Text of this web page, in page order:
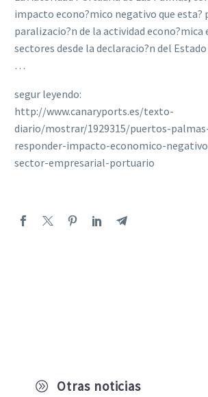
A Otras noticias
impacto econo?mico negativo que esta?
paralizacio?n de la actividad econo?mica
sectores desde la declaracio?n del
…
segur leyendo:
http://www.canaryports.es/texto-
diario/mostrar/1929315/puertos-
responder-impacto-economico-
sector-empresarial-portuario